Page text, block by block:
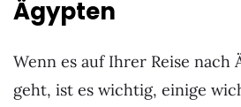
Ägypten
Wenn es auf Ihrer Reise nach
geht, ist es wichtig, einige